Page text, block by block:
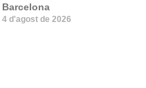
Barcelona
4 d'agost de 2026